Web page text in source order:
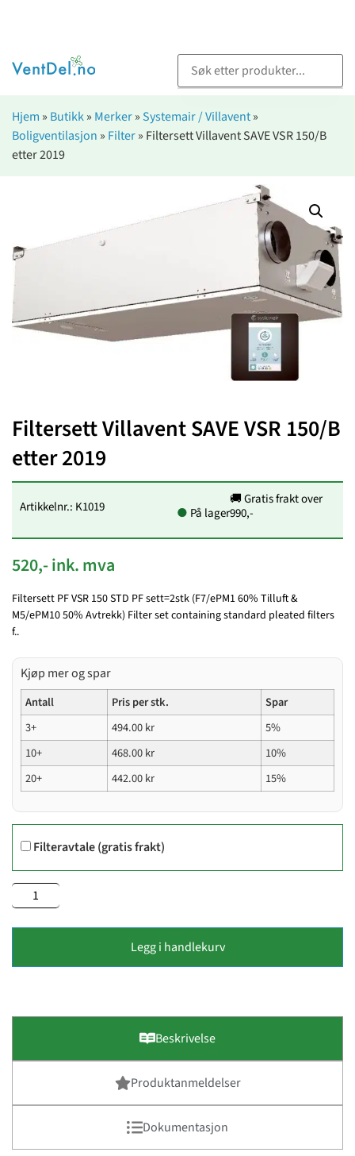
Hjem » Butikk» Merker» Systemair / Villavent»
Boligventilasjon » Filter» Filtersett Villavent SAVE VSR 150/B
etter 2019
Filtersett Villavent SAVE VSR 150/B
etter 2019
Artikkelnr.: K1019 ● På lager
🚚 Gratis frakt over
990,-
520,- ink. mva
Filtersett PF VSR 150 STD PF sett=2stk (F7/ePM1 60% Tilluft &
M5/ePM10 50% Avtrekk) Filter set containing standard pleated filters
f..
Kjøp mer og spar
Antall Pris per stk.
Spar
3+
494.00kr
5%
10+
468.00kr
10%
20+
442.00kr 15%
Filteravtale (gratis frakt)
Legg i handlekurv
Beskrivelse
Produktanmeldelser
Dokumentasjon